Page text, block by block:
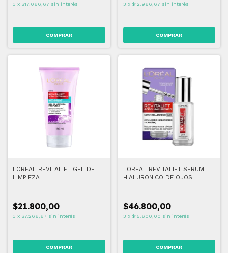
3 x $17.066,67 sin interés 3 x $12.966,67 sin interés
LOREAL REVITALIFT GEL DE
LIMPIEZA
$21.800,00
3 x $7.266,67 sin interés
LOREAL REVITALIFT SERUM
HIALURONICO DE OJOS
$46.800,00
3 x $15.600,00 sin interés